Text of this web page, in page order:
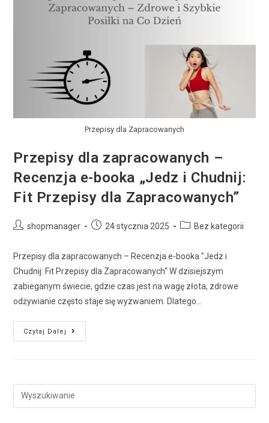
Przepisy dla Zapracowanych
Przepisy dla zapracowanych –
Recenzja e-booka „Jedz i Chudnij:
Fit Przepisy dla Zapracowanych”
shopmanager 24 stycznia 2025 Bez kategorii
Przepisy dla zapracowanych – Recenzja e-booka "Jedz i
Chudnij: Fit Przepisy dla Zapracowanych" W dzisiejszym
zabieganym świecie, gdzie czas jest na wagę złota, zdrowe
odżywianie często staje się wyzwaniem. Dlatego…
Czytaj Dalej